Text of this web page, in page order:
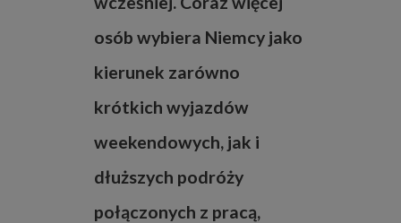
osób wybiera Niemcy jako
kierunek zarówno
krótkich wyjazdów
weekendowych, jak i
dłuższych podróży
połączonych z pracą,